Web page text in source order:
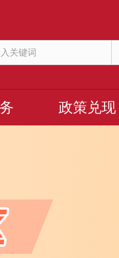
政策兑现